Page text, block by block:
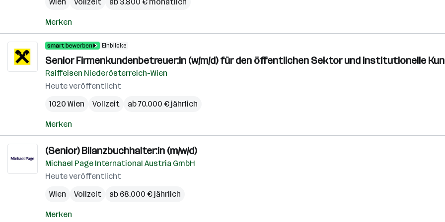
Merken
Einblicke
Senior Firmenkundenbetreuer:in (w/m/d) für den öffentlichen Sektor und institutionelle
Raiffeisen Niederösterreich-Wien
Heute veröffentlicht
1020 Wien
Vollzeit ab 70.000 € jährlich
Merken
(Senior) Bilanzbuchhalter:in (m/w/d)
Michael Page International Austria GmbH
Heute veröffentlicht
Wien
Vollzeit ab 68.000 € jährlich
Merken